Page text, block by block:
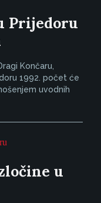
Prijedoru
Končaru,
1992. počet će
uvodnih
u